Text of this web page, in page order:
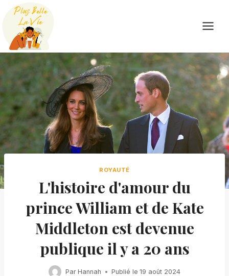
Skip
content
ROYAUTÉ
L'histoire d'amour du
prince William et de Kate
Middleton est devenue
publique il y a 20 ans
Par Hannah Publié le 19 août 2024